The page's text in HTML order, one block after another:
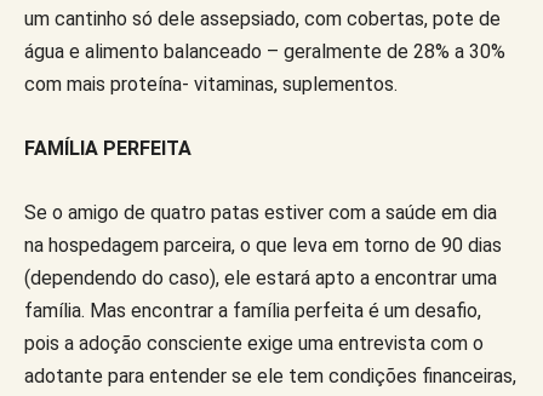
um cantinho só dele assepsiado, com cobertas, pote de
água e alimento balanceado – geralmente de 28% a 30%
com mais proteína- vitaminas, suplementos.
FAMÍLIA PERFEITA
Se o amigo de quatro patas estiver com a saúde em dia
na hospedagem parceira, o que leva em torno de 90 dias
(dependendo do caso), ele estará apto a encontrar uma
família. Mas encontrar a família perfeita é um desafio,
pois a adoção consciente exige uma entrevista com o
adotante para entender se ele tem condições financeiras,